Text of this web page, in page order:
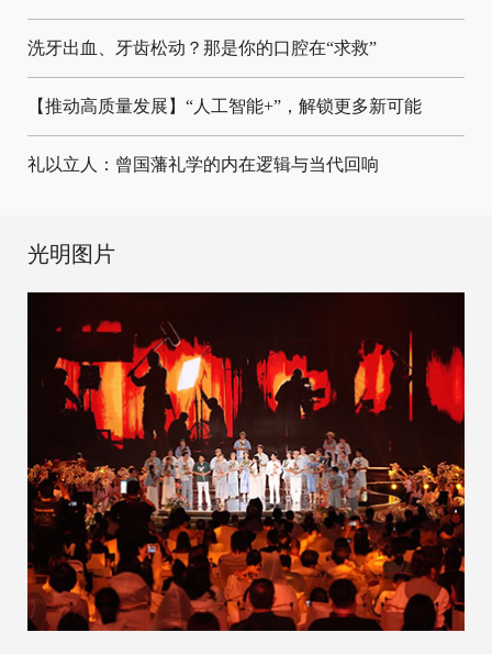
洗牙出血、牙齿松动？那是你的口腔在“求救”
【推动高质量发展】“人工智能+”，解锁更多新可能
礼以立人：曾国藩礼学的内在逻辑与当代回响
光明图片